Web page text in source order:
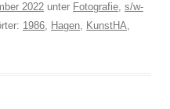
2022 unter Fotografie, s/w-
1986, Hagen, KunstHA,